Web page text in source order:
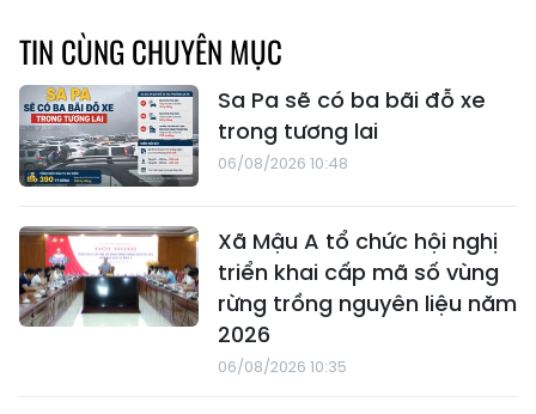
TIN CÙNG CHUYÊN MỤC
Sa Pa sẽ có ba bãi đỗ xe
trong tương lai
06/08/2026 10:48
Xã Mậu A tổ chức hội nghị
triển khai cấp mã số vùng
rừng trồng nguyên liệu năm
2026
06/08/2026 10:35